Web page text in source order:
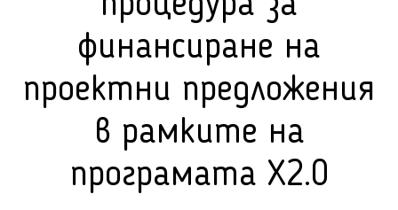
финансиране на
проектни предложения
в рамките на
програмата X2.0